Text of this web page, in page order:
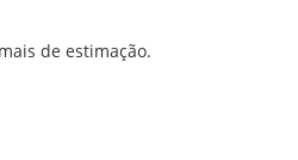
de estimação.